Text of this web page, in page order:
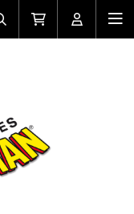
sulje
Siirry
ostoskoriin
Avaa/